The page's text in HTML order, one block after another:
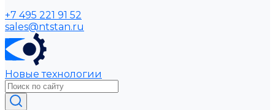
+7 495 221 91 52
sales@ntstan.ru
Новые технологии